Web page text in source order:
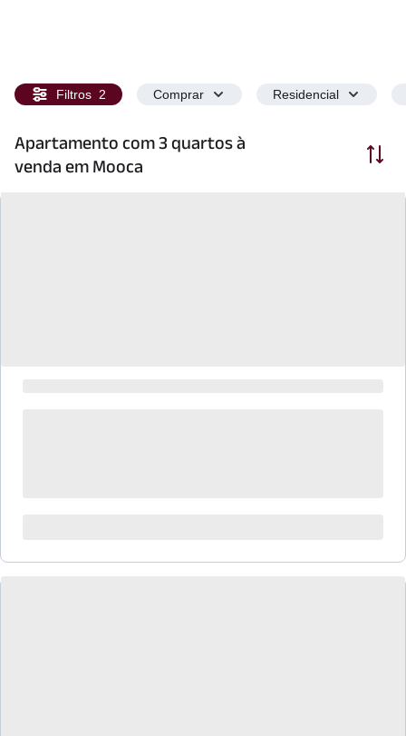
Filtros 2 Comprar Residencial
Apartamento com 3 quartos à
venda em Mooca
Ordenar